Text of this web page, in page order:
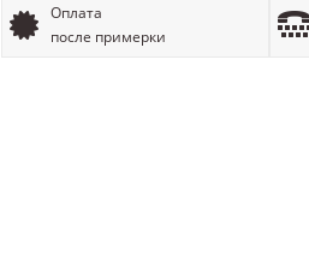
Оплата
после примерки